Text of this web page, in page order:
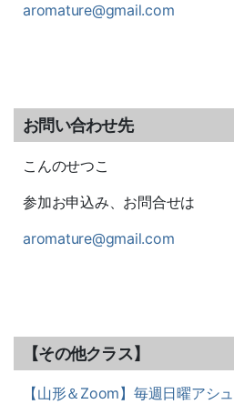
aromature@gmail.com
お問い合わせ先
こんのせつこ
参加お申込み、お問合せは
aromature@gmail.com
【その他クラス】
【山形＆Zoom】毎週日曜アシ